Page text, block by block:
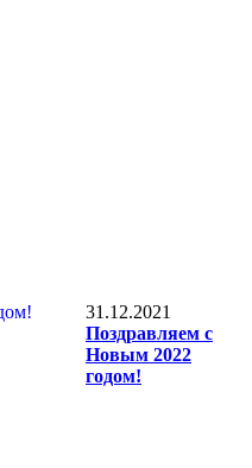
31.12.2021
Поздравляем с
Новым 2022
годом!